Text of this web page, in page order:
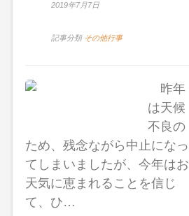
2019年7月7日
記事分類 その他行事
昨年
は天候
不良の
ため、残念ながら中止になっ
てしまいましたが、今年はお
天気に恵まれることを信じ
て、ひ…